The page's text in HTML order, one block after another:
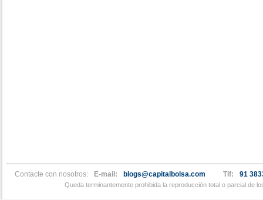
Contacte con nosotros: E-mail: blogs@capitalbolsa.com Tlf: 91
Queda terminantemente prohibida la reproducción total o parcial de